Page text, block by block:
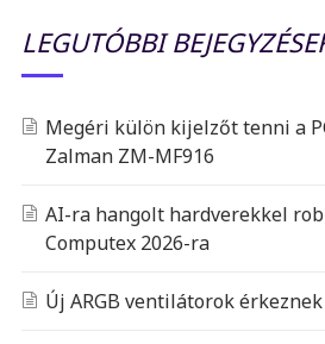
LEGUTÓBBI
Megéri külön kijelzőt tenni a
Zalman ZM-MF916
AI-ra hangolt hardverekkel
Computex 2026-ra
Új ARGB ventilátorok